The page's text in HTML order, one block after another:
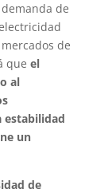
de
de
que el
al
estabilidad
un
de